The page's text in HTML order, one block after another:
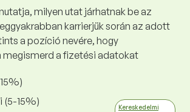
milyen utat járhatnak be az
karrierjük során az adott
a pozíció nevére, hogy
megismerd a fizetési adatokat
(5-15%)
Kereskedelmi